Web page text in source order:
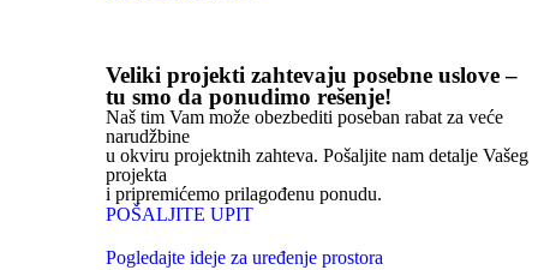
Veliki projekti zahtevaju posebne uslove –
tu smo da ponudimo rešenje!
Naš tim Vam može obezbediti poseban rabat za veće
narudžbine
u okviru projektnih zahteva. Pošaljite nam detalje Vašeg
projekta
i pripremićemo prilagođenu ponudu.
POŠALJITE UPIT
Pogledajte ideje za uređenje prostora